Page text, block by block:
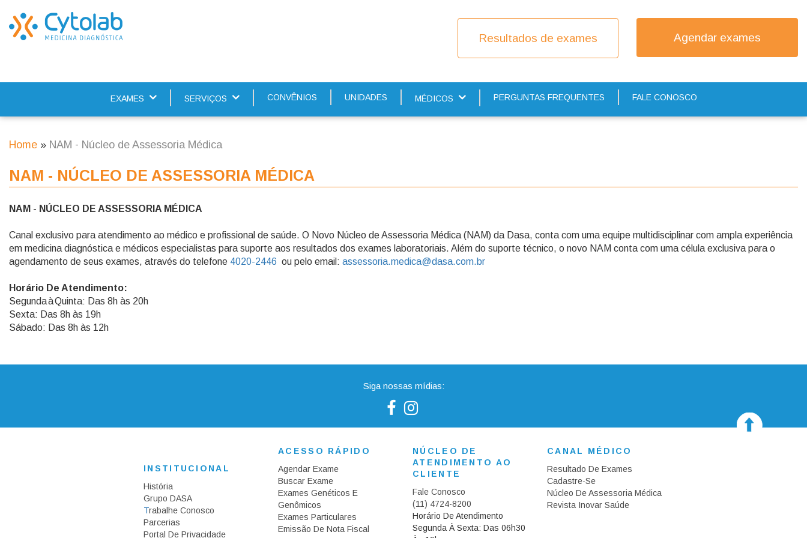
main
content
Resultados de exames Agendar exames
navigation
EXAMES SERVIÇOS CONVÊNIOS UNIDADES MÉDICOS PERGUNTAS FREQUENTES FALE CONOSCO
Home NAM - Núcleo de Assessoria Médica
NAM - NÚCLEO DE ASSESSORIA MÉDICA
NAM - NÚCLEO DE ASSESSORIA MÉDICA
Canal exclusivo para atendimento ao médico e profissional de saúde. O Novo Núcleo de Assessoria Médica (NAM) da Dasa, conta com uma equipe multidisciplinar com ampla experiência
em medicina diagnóstica e médicos especialistas para suporte aos resultados dos exames laboratoriais. Além do suporte técnico, o novo NAM conta com uma célula exclusiva para o
agendamento de seus exames, através do telefone 4020-2446 ou pelo email: assessoria.medica@dasa.com.br
Horário De Atendimento:
Segunda à Quinta: Das 8h às 20h
Sexta: Das 8h às 19h
Sábado: Das 8h às 12h
Siga nossas mídias:
INSTITUCIONAL
História
Grupo DASA
TRabalhe Conosco
Parcerias
Portal De Privacidade
ACESSO RÁPIDO
Agendar Exame
Buscar Exame
Exames Genéticos E
Genômicos
Exames Particulares
Emissão De Nota Fiscal
NÚCLEO DE
ATENDIMENTO AO
CLIENTE
Fale Conosco
(11) 4724-8200
Horário De Atendimento
Segunda À Sexta: Das 06h30
CANAL MÉDICO
Resultado De Exames
Cadastre-Se
Núcleo De Assessoria Médica
Revista Inovar Saúde